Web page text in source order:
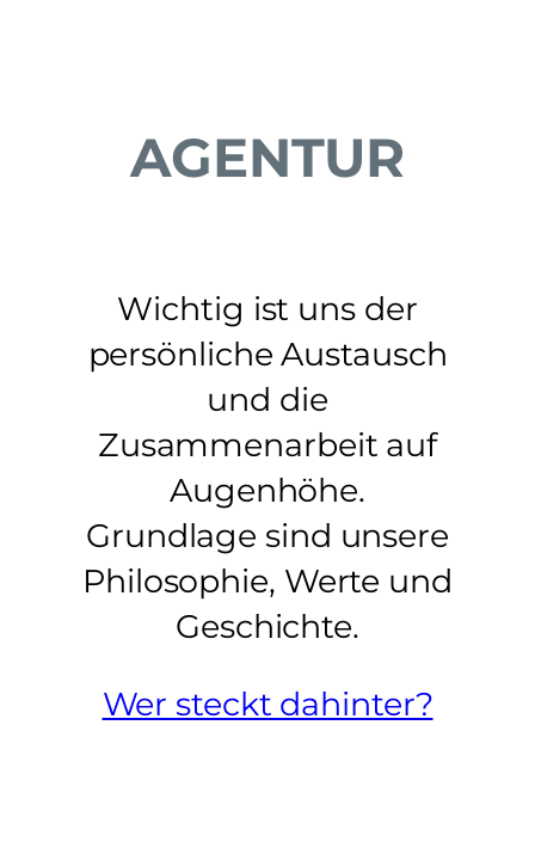
AGENTUR
Wichtig ist uns der
persönliche Austausch
und die
Zusammenarbeit auf
Augenhöhe.
Grundlage sind unsere
Philosophie, Werte und
Geschichte.
Wer steckt dahinter?